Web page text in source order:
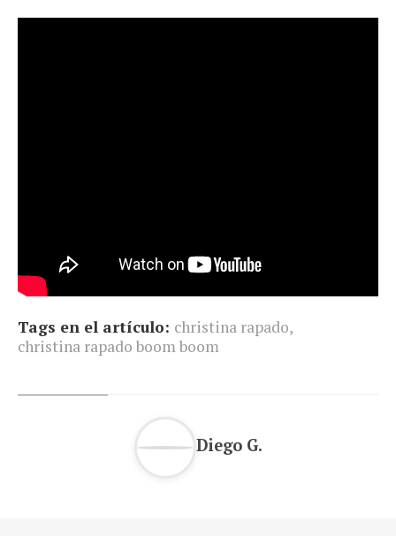
Tags en el artículo: christina rapado,
christina rapado boom boom
Diego G.